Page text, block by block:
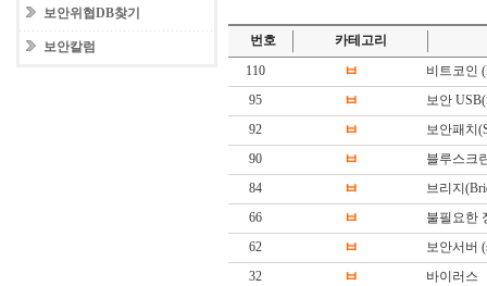
보안위협DB찾기
보안칼럼 번호
카테고리
110
ㅂ
비트코인
95
ㅂ
보안
92
ㅂ
보안패치
90
ㅂ
블루스크
84
ㅂ
브리지
66
ㅂ
불필요한
62
ㅂ
보안서버
32
ㅂ
바이러스